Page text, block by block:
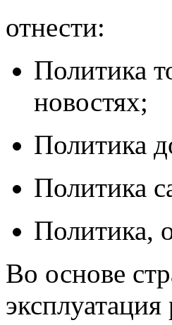
отнести:
Политика
новостях;
Политика
Политика
Политика,
Во основе